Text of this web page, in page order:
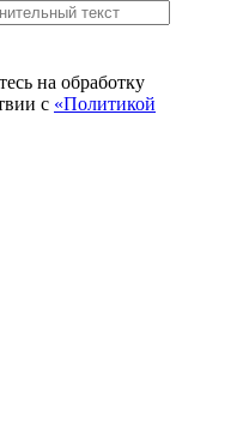
на обработку
с «Политикой